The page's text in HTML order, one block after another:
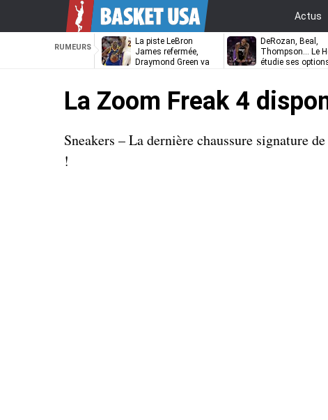
Actus
RUMEURS
La piste LeBron
James refermée,
Draymond Green va
DeRozan, Beal,
Thompson… Le
étudie ses
La Zoom Freak 4
Sneakers – La dernière chaussure signature
!